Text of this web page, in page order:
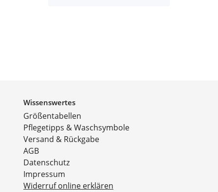
Wissenswertes
Größentabellen
Pflegetipps & Waschsymbole
Versand & Rückgabe
AGB
Datenschutz
Impressum
Widerruf online erklären